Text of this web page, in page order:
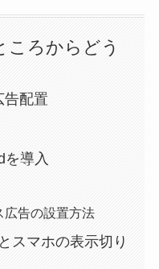
ころからどう
告配置
を導入
広告の設置方法
スマホの表示切り